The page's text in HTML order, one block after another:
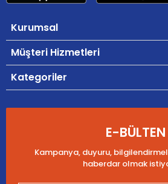
Kurumsal
Müşteri Hizmetleri
Kategoriler
E-BÜLTEN
Kampanya, duyuru,
haberdar olmak